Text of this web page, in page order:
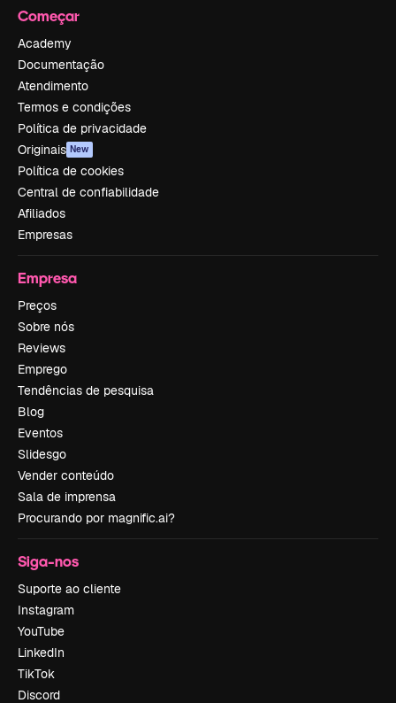
Começar
Academy
Documentação
Atendimento
Termos e condições
Política de privacidade
Originais New
Política de cookies
Central de confiabilidade
Afiliados
Empresas
Empresa
Preços
Sobre nós
Reviews
Emprego
Tendências de pesquisa
Blog
Eventos
Slidesgo
Vender conteúdo
Sala de imprensa
Procurando por magnific.ai?
Siga-nos
Suporte ao cliente
Instagram
YouTube
LinkedIn
TikTok
Discord